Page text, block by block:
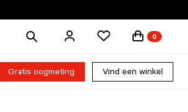
Zoek
0
Gratis oogmeting Vind een winkel